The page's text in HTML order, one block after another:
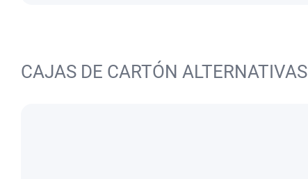
CAJAS DE CARTÓN ALTERNATIVAS